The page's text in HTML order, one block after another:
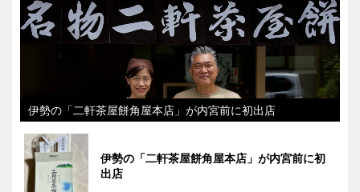
伊勢の「二軒茶屋餅角屋本店」が内宮前に初出店
伊勢の「二軒茶屋餅角屋本店」が内宮前に初
出店